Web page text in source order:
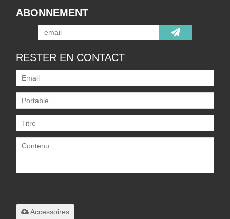
ABONNEMENT
RESTER EN CONTACT
Accessoires